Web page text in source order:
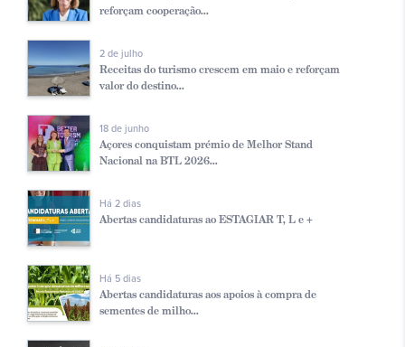
reforçam cooperação...
2 de julho
Receitas do turismo crescem em maio e reforçam
valor do destino...
18 de junho
Açores conquistam prémio de Melhor Stand
Nacional na BTL 2026...
Há 2 dias
Abertas candidaturas ao ESTAGIAR T, L e +
Há 5 dias
Abertas candidaturas aos apoios à compra de
sementes de milho...